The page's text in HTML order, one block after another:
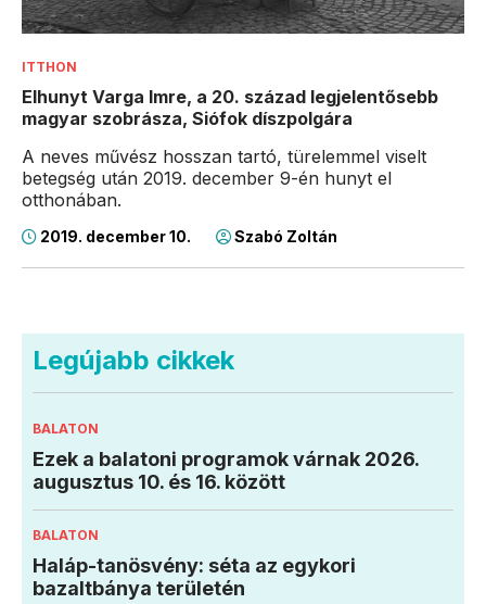
ITTHON
Elhunyt Varga Imre, a 20. század legjelentősebb
magyar szobrásza, Siófok díszpolgára
A neves művész hosszan tartó, türelemmel viselt
betegség után 2019. december 9-én hunyt el
otthonában.
2019. december 10. Szabó Zoltán
Legújabb cikkek
BALATON
Ezek a balatoni programok várnak 2026.
augusztus 10. és 16. között
BALATON
Haláp-tanösvény: séta az egykori
bazaltbánya területén